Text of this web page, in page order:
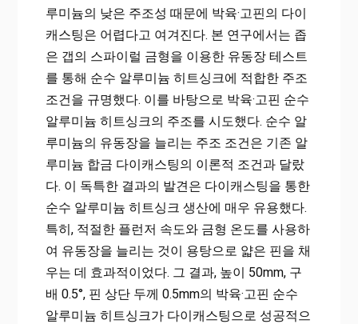
루미늄의 낮은 주조성 때문에 박육·고핀의 다이
캐스팅은 어렵다고 여겨진다. 본 연구에서는 좁
은 갭의 스파이럴 금형을 이용한 유동장 테스트
를 통해 순수 알루미늄 히트싱크에 적합한 주조
조건을 규명했다. 이를 바탕으로 박육·고핀 순수
알루미늄 히트싱크의 주조를 시도했다. 순수 알
루미늄의 유동장을 늘리는 주조 조건은 기존 알
루미늄 합금 다이캐스팅의 이론적 조건과 달랐
다. 이 독특한 결과의 발견은 다이캐스팅을 통한
순수 알루미늄 히트싱크 생산에 매우 유용했다.
특히, 적절한 플런저 속도와 금형 온도를 사용하
여 유동장을 늘리는 것이 용탕으로 얇은 핀을 채
우는 데 효과적이었다. 그 결과, 높이 50mm, 구
배 0.5°, 핀 상단 두께 0.5mm의 박육·고핀 순수
알루미늄 히트싱크가 다이캐스팅으로 성공적으